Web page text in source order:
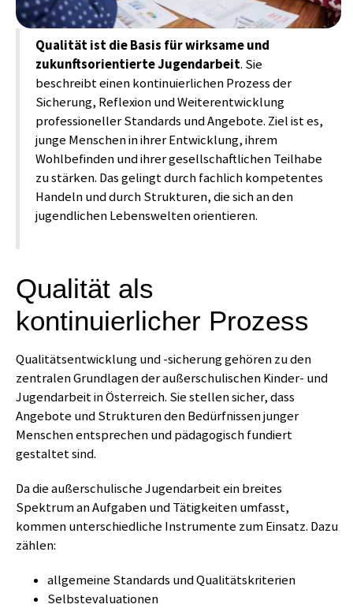
Qualität ist die Basis für wirksame und
zukunftsorientierte Jugendarbeit. Sie
beschreibt einen kontinuierlichen Prozess der
Sicherung, Reflexion und Weiterentwicklung
professioneller Standards und Angebote. Ziel ist es,
junge Menschen in ihrer Entwicklung, ihrem
Wohlbefinden und ihrer gesellschaftlichen Teilhabe
zu stärken. Das gelingt durch fachlich kompetentes
Handeln und durch Strukturen, die sich an den
jugendlichen Lebenswelten orientieren.
Qualität als
kontinuierlicher Prozess
Qualitätsentwicklung und -sicherung gehören zu den
zentralen Grundlagen der außerschulischen Kinder- und
Jugendarbeit in Österreich. Sie stellen sicher, dass
Angebote und Strukturen den Bedürfnissen junger
Menschen entsprechen und pädagogisch fundiert
gestaltet sind.
Da die außerschulische Jugendarbeit ein breites
Spektrum an Aufgaben und Tätigkeiten umfasst,
kommen unterschiedliche Instrumente zum Einsatz. Dazu
zählen:
allgemeine Standards und Qualitätskriterien
Selbstevaluationen